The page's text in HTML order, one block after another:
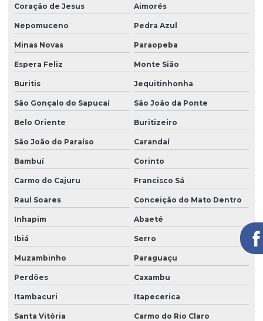
Coração de Jesus Aimorés
Nepomuceno Pedra Azul
Minas Novas Paraopeba
Espera Feliz Monte Sião
Buritis Jequitinhonha
São Gonçalo do Sapucaí São João da Ponte
Belo Oriente Buritizeiro
São João do Paraíso Carandaí
Bambuí Corinto
Carmo do Cajuru Francisco Sá
Raul Soares Conceição do Mato Dentro
Inhapim Abaeté
Ibiá Serro
Muzambinho Paraguaçu
Perdões Caxambu
Itambacuri Itapecerica
Santa Vitória Carmo do Rio Claro